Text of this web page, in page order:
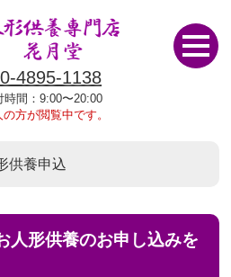
4895-1138
時間：9:00〜20:00
方が閲覧中です。
供養申込